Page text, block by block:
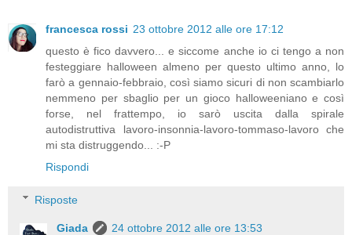
francesca rossi 23 ottobre 2012 alle ore 17:12
questo è fico davvero... e siccome anche io ci tengo a non
festeggiare halloween almeno per questo ultimo anno, lo
farò a gennaio-febbraio, così siamo sicuri di non scambiarlo
nemmeno per sbaglio per un gioco halloweeniano e così
forse, nel frattempo, io sarò uscita dalla spirale
autodistruttiva lavoro-insonnia-lavoro-tommaso-lavoro che
mi sta distruggendo... :-P
Rispondi
Risposte
Giada
24 ottobre 2012 alle ore 13:53